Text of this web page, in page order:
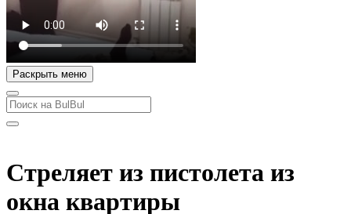
Раскрыть меню
Стреляет из пистолета из
окна квартиры